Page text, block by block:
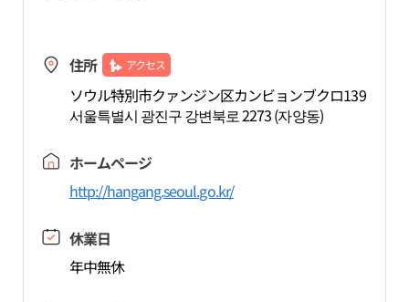
住所 アクセス
ソウル特別市クァンジン区カンビョンブクロ139
서울특별시 광진구 강변북로 2273 (자양동)
ホームページ
http://hangang.seoul.go.kr/
休業日
年中無休